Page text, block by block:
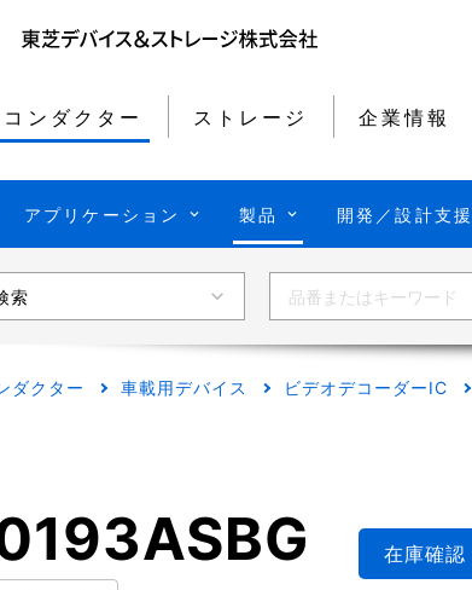
ンダクター ストレージ 企業情報
アプリケーション 製品 開発／設計支援
索
ダクター 車載用デバイス ビデオデコーダーIC
在庫確認